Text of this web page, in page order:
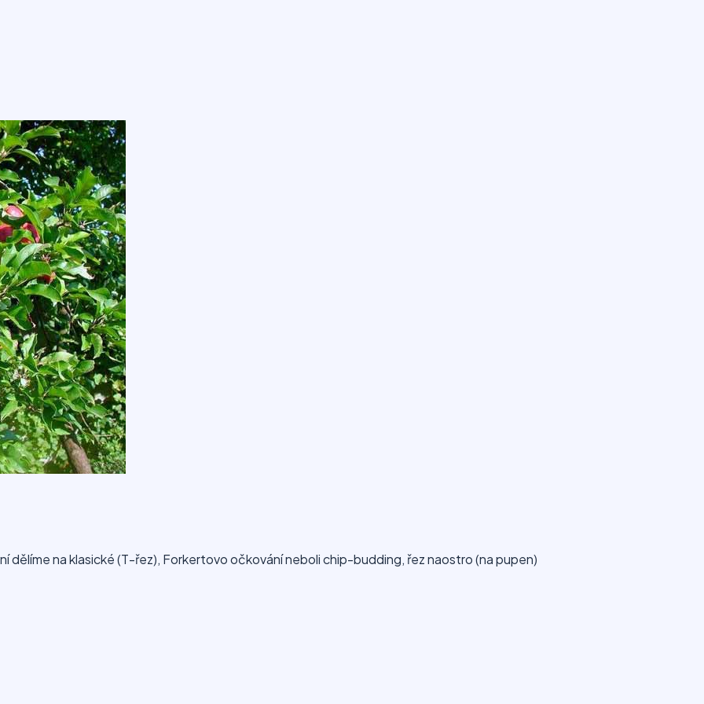
dělíme na klasické (T-řez), Forkertovo očkování neboli chip-budding, řez naostro (na pupen)